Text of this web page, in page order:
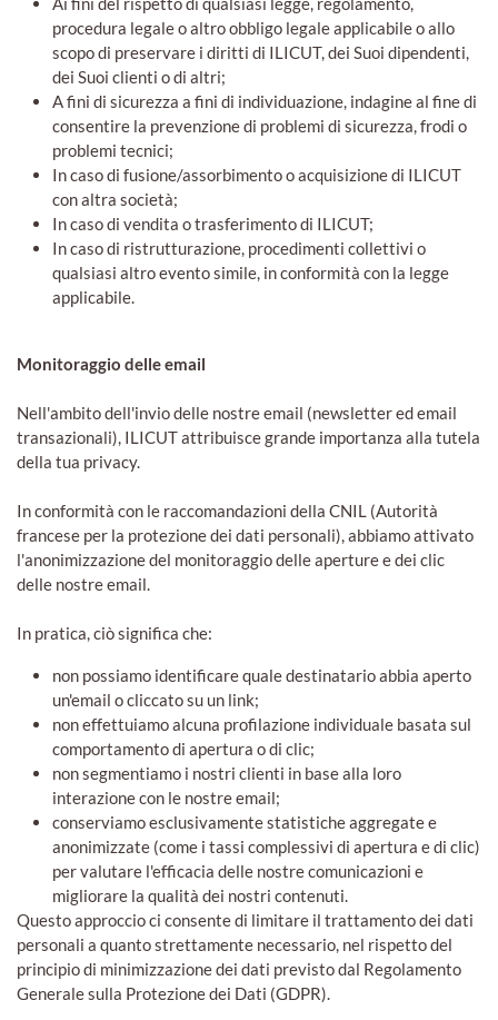
procedura legale o altro obbligo legale applicabile o allo
scopo di preservare i diritti di ILICUT, dei Suoi dipendenti,
dei Suoi clienti o di altri;
A fini di sicurezza a fini di individuazione, indagine al fine di
consentire la prevenzione di problemi di sicurezza, frodi o
problemi tecnici;
In caso di fusione/assorbimento o acquisizione di ILICUT
con altra società;
In caso di vendita o trasferimento di ILICUT;
In caso di ristrutturazione, procedimenti collettivi o
qualsiasi altro evento simile, in conformità con la legge
applicabile.
Monitoraggio delle email
Nell'ambito dell'invio delle nostre email (newsletter ed email
transazionali), ILICUT attribuisce grande importanza alla tutela
della tua privacy.
In conformità con le raccomandazioni della CNIL (Autorità
francese per la protezione dei dati personali), abbiamo attivato
l'anonimizzazione del monitoraggio delle aperture e dei clic
delle nostre email.
In pratica, ciò significa che:
non possiamo identificare quale destinatario abbia aperto
un'email o cliccato su un link;
non effettuiamo alcuna profilazione individuale basata sul
comportamento di apertura o di clic;
non segmentiamo i nostri clienti in base alla loro
interazione con le nostre email;
conserviamo esclusivamente statistiche aggregate e
anonimizzate (come i tassi complessivi di apertura e di clic)
per valutare l'efficacia delle nostre comunicazioni e
migliorare la qualità dei nostri contenuti.
Questo approccio ci consente di limitare il trattamento dei dati
personali a quanto strettamente necessario, nel rispetto del
principio di minimizzazione dei dati previsto dal Regolamento
Generale sulla Protezione dei Dati (GDPR).